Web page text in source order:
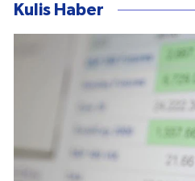
Kulis Haber